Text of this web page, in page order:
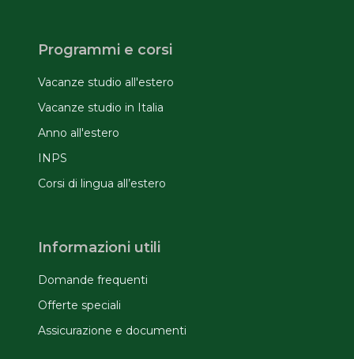
Programmi e corsi
Vacanze studio all'estero
Vacanze studio in Italia
Anno all'estero
INPS
Corsi di lingua all’estero
Informazioni utili
Domande frequenti
Offerte speciali
Assicurazione e documenti